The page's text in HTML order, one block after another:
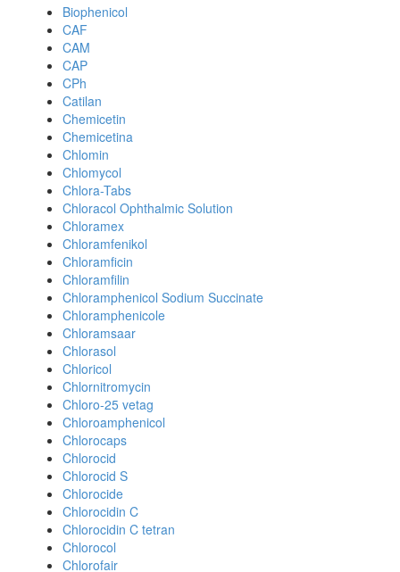
Biophenicol
CAF
CAM
CAP
CPh
Catilan
Chemicetin
Chemicetina
Chlomin
Chlomycol
Chlora-Tabs
Chloracol Ophthalmic Solution
Chloramex
Chloramfenikol
Chloramficin
Chloramfilin
Chloramphenicol Sodium Succinate
Chloramphenicole
Chloramsaar
Chlorasol
Chloricol
Chlornitromycin
Chloro-25 vetag
Chloroamphenicol
Chlorocaps
Chlorocid
Chlorocid S
Chlorocide
Chlorocidin C
Chlorocidin C tetran
Chlorocol
Chlorofair